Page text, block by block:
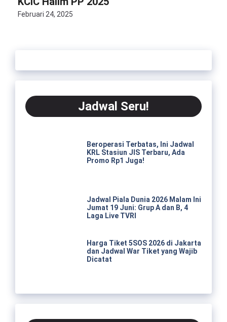
Februari 24, 2025
Jadwal Seru!
Beroperasi Terbatas, Ini Jadwal
KRL Stasiun JIS Terbaru, Ada
Promo Rp1 Juga!
Jadwal Piala Dunia 2026 Malam Ini
Jumat 19 Juni: Grup A dan B, 4
Laga Live TVRI
Harga Tiket 5SOS 2026 di Jakarta
dan Jadwal War Tiket yang Wajib
Dicatat